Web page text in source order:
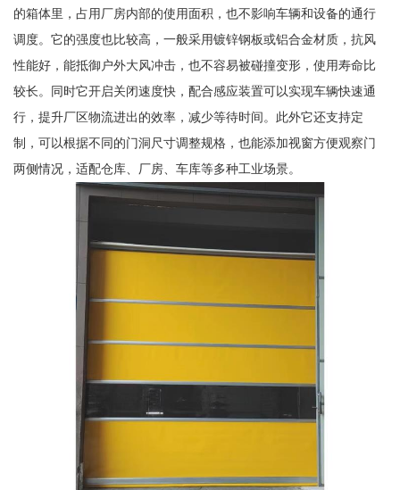
的箱体里，占用厂房内部的使用面积，也不影响车辆和设备的通行
调度。它的强度也比较高，一般采用镀锌钢板或铝合金材质，抗风
性能好，能抵御户外大风冲击，也不容易被碰撞变形，使用寿命比
较长。同时它开启关闭速度快，配合感应装置可以实现车辆快速通
行，提升厂区物流进出的效率，减少等待时间。此外它还支持定
制，可以根据不同的门洞尺寸调整规格，也能添加视窗方便观察门
两侧情况，适配仓库、厂房、车库等多种工业场景。